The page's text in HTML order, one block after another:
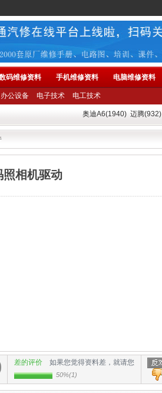
码维修资料 手机维修资料 电脑维修资料
办公设备 电子技术 电工技术
奥迪A6(1940) 迈腾(932)
照相机驱动
差的评价 如果您觉得资料差，就请您
50%(1)